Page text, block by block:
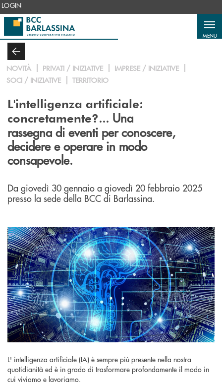
Salta al contenuto principale
LOGIN
MENU
NOVITÀ PRIVATI / INIZIATIVE
IMPRESE / INIZIATIVE
SOCI / INIZIATIVE
TERRITORIO
L'intelligenza artificiale:
concretamente?... Una
rassegna di eventi per conoscere,
decidere e operare in modo
consapevole.
Da giovedì 30 gennaio a giovedì 20 febbraio 2025
presso la sede della BCC di Barlassina.
L' intelligenza artificiale (IA) è sempre più presente nella nostra
quotidianità ed è in grado di trasformare profondamente il modo in
cui viviamo e lavoriamo.